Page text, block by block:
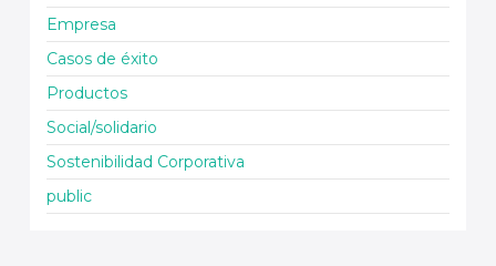
Empresa
Casos de éxito
Productos
Social/solidario
Sostenibilidad Corporativa
public